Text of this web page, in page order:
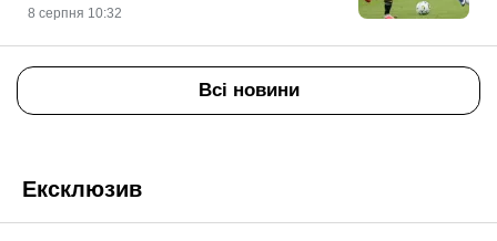
8 серпня 10:32
Всі новини
Ексклюзив